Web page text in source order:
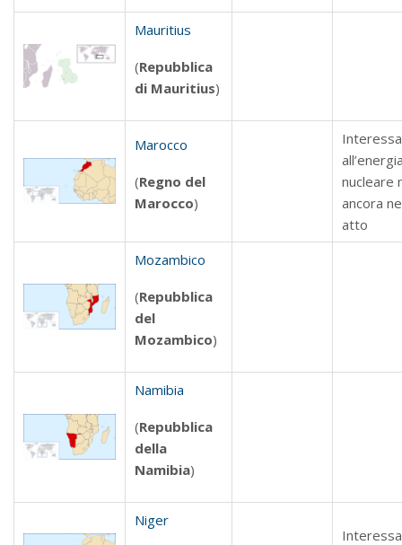
Mauritius
(Repubblica
di Mauritius)
Marocco
(Regno del
Marocco)
nucleare
ancora
atto
Mozambico
(Repubblica
del
Mozambico)
Namibia
(Repubblica
della
Namibia)
Niger